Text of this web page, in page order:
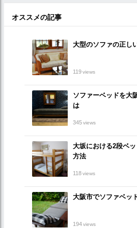
オススメの記事
大型のソファの正し
119views
ソファーベッドを大
は
345views
大坂における2段ベ
方法
118views
大阪市でソファベッ
194views